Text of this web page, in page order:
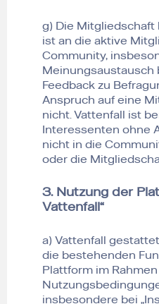
g) Die Mitgliedschaft
ist an die aktive
Community,
Meinungsaustausch
Feedback zu
Anspruch auf eine
nicht. Vattenfall ist
Interessenten ohne
nicht in die
oder die
3. Nutzung der
Vattenfall“
a) Vattenfall
die bestehenden
Plattform im
insbesondere bei